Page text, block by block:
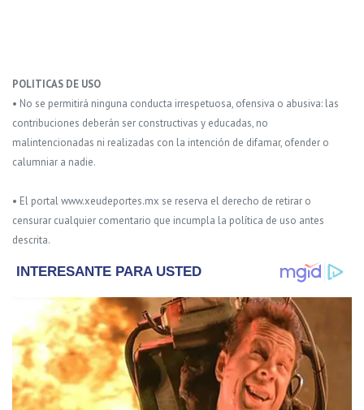
POLITICAS DE USO
• No se permitirá ninguna conducta irrespetuosa, ofensiva o abusiva: las
contribuciones deberán ser constructivas y educadas, no
malintencionadas ni realizadas con la intención de difamar, ofender o
calumniar a nadie.
• El portal www.xeudeportes.mx se reserva el derecho de retirar o
censurar cualquier comentario que incumpla la política de uso antes
descrita.